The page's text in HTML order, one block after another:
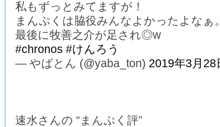
私もずっとみてますが！
まんぷくは脇役みんなよかったよなぁ
最後に牧善之介が足され◎w
#chronos #けんろう
— やばとん (@yaba_ton) 2019年3月28
速水さんの “まんぷく評”